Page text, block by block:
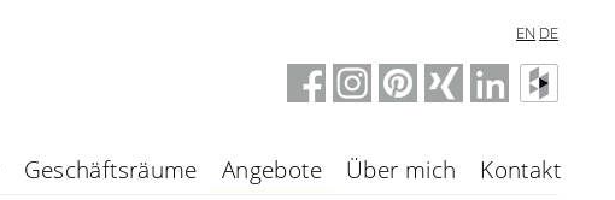
EN DE
Geschäftsräume Angebote Über mich Kontakt